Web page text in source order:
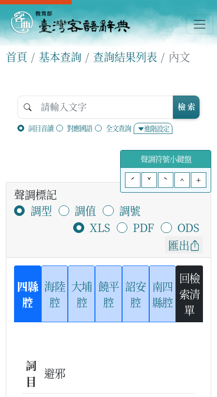
首頁 基本查詢 查詢結果列表 內文
詞目音讀 對應國語 全文查詢 進階設定
檢 索
聲調符號小鍵盤
ˊ
ˇ ˋ ^ +
聲調標記
調型
調值
調號
XLS
PDF
ODS
匯出
四縣
腔
海陸
腔
大埔
腔
饒平
腔
詔安
腔
南四
縣腔
回檢
索清
單
詞
目
避邪